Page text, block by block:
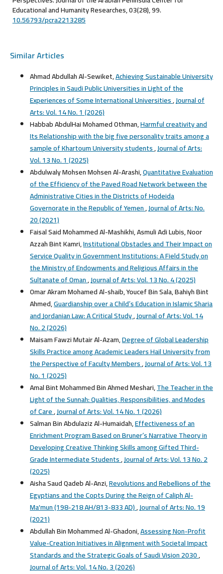
Educational and Humanity Researches, 03(28), 99.
10.56793/pcra2213285
Similar Articles
Ahmad Abdullah Al-Sewiket,Achieving Sustainable University
Principles in Saudi Public Universities in Light of the
Experiences of Some International Universities,Journal of
Arts: Vol. 14 No. 1 (2026)
Habbab AbdulHai Mohamed Othman,Harmful creativity and
Its Relationship with the big five personality traits among a
sample of Khartoum University students,Journal of Arts:
Vol. 13 No. 1 (2025)
Abdulwaly Mohsen Mohsen Al-Arashi,Quantitative Evaluation
of the Efficiency of the Paved Road Network between the
Administrative Cities in the Districts of Hodeida
Governorate in the Republic of Yemen,Journal of Arts: No.
20 (2021)
Faisal Said Mohammed Al-Mashikhi, Asmuli Adi Lubis, Noor
Azzah Bint Kamri,Institutional Obstacles and Their Impact on
Service Quality in Government Institutions: A Field Study on
the Ministry of Endowments and Religious Affairs in the
Sultanate of Oman,Journal of Arts: Vol. 13 No. 4 (2025)
Omar Akram Mohamed Al-shaib, Youcef Bin Sala, Bahiyh Bint
Ahmed,Guardianship over a Child’s Education in Islamic Sharia
and Jordanian Law: A Critical Study,Journal of Arts: Vol. 14
No. 2 (2026)
Maisam Fawzi Mutair Al-Azam,Degree of Global Leadership
Skills Practice among Academic Leaders Hail University from
the Perspective of Faculty Members,Journal of Arts: Vol. 13
No. 1 (2025)
Amal Bint Mohammed Bin Ahmed Meshari,The Teacher in the
Light of the Sunnah: Qualities, Responsibilities, and Modes
of Care,Journal of Arts: Vol. 14 No. 1 (2026)
Salman Bin Abdulaziz Al-Humaidah,Effectiveness of an
Enrichment Program Based on Bruner’s Narrative Theory in
Developing Creative Thinking Skills among Gifted Third-
Grade Intermediate Students,Journal of Arts: Vol. 13 No. 2
(2025)
Aisha Saud Qadeb Al-Anzi,Revolutions and Rebellions of the
Egyptians and the Copts During the Reign of Caliph Al-
Ma'mun (198-218 AH/813-833 AD),Journal of Arts: No. 19
(2021)
Abdullah Bin Mohammed Al-Ghadoni,Assessing Non-Profit
Value-Creation Initiatives in Alignment with Societal Impact
Standards and the Strategic Goals of Saudi Vision 2030,
Journal of Arts: Vol. 14 No. 3 (2026)